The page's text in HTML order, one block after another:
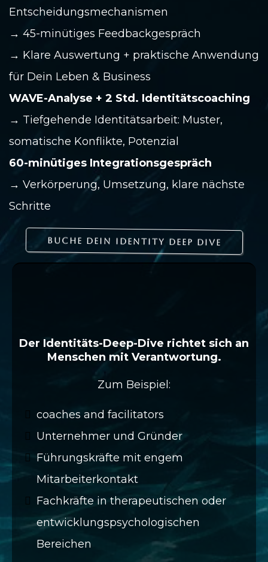
Entscheidungsmechanismen
→ 45-minütiges Feedbackgespräch
→ Klare Auswertung + praktische Anwendung
für Dein Leben & Business
WAVE-Analyse + 2 Std. Identitätscoaching
→ Tiefgehende Identitätsarbeit: Muster,
somatische Konflikte, Potenzial
60-minütiges Integrationsgespräch
→ Verkörperung, Umsetzung, klare nächste
Schritte
BUCHE DEIN IDENTITY DEEP DIVE
Der Identitäts-Deep-Dive richtet sich an
Menschen mit Verantwortung.
Zum Beispiel:
coaches and facilitators
Unternehmer und Gründer
Führungskräfte mit engem
Mitarbeiterkontakt
Fachkräfte in therapeutischen oder
entwicklungspsychologischen
Bereichen